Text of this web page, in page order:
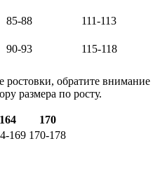
85-88 111-113
90-93 115-118
ростовки, обратите внимание
размера по росту.
164
170
169 170-178